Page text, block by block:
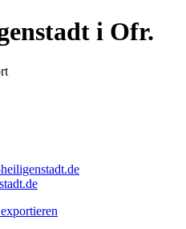
i Ofr.